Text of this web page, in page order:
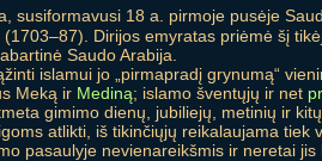
susiformavusi 18 a. pirmoje pusėje
Dirijos emyratas priėmė šį
Saudo Arabija.
islamui jo „pirmapradį grynumą“
Meką ir Mediną; islamo šventųjų ir net
gimimo dienų, jubiliejų, metinių ir
atlikti, iš tikinčiųjų reikalaujama
pasaulyje nevienareikšmis ir neretai